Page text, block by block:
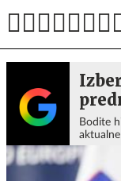
Bodite